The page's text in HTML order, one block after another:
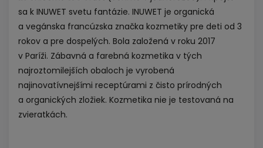
sa k INUWET svetu fantázie. INUWET je organická
a vegánska francúzska značka kozmetiky pre deti od 3
rokov a pre dospelých. Bola založená v roku 2017
v Paríži. Zábavná a farebná kozmetika v tých
najroztomilejších obaloch je vyrobená
najinovatívnejšími receptúrami z čisto prírodných
a organických zložiek. Kozmetika nie je testovaná na
zvieratkách.